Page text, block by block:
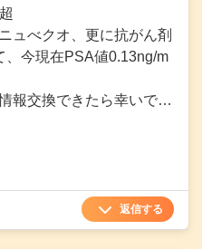
ュべクオ、更に抗がん剤
、今現在PSA値0.13ng/m
報交換できたら幸いで…
返信する